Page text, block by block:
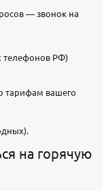
— звонок на
телефонов РФ)
тарифам вашего
на горячую